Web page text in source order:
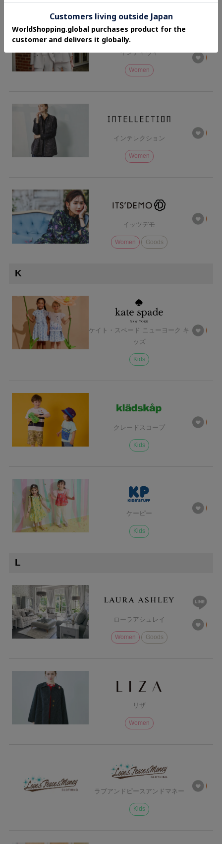
インディヴィ
Women
インテレクション
Women
イッツデモ
Women Goods
K
ケイト・スペード ニューヨーク キ
ッズ
Kids
クレードスコープ
Kids
ケーピー
Kids
L
ローラアシュレイ
Women Goods
リザ
Women
ラブアンドピースアンドマネー
Kids